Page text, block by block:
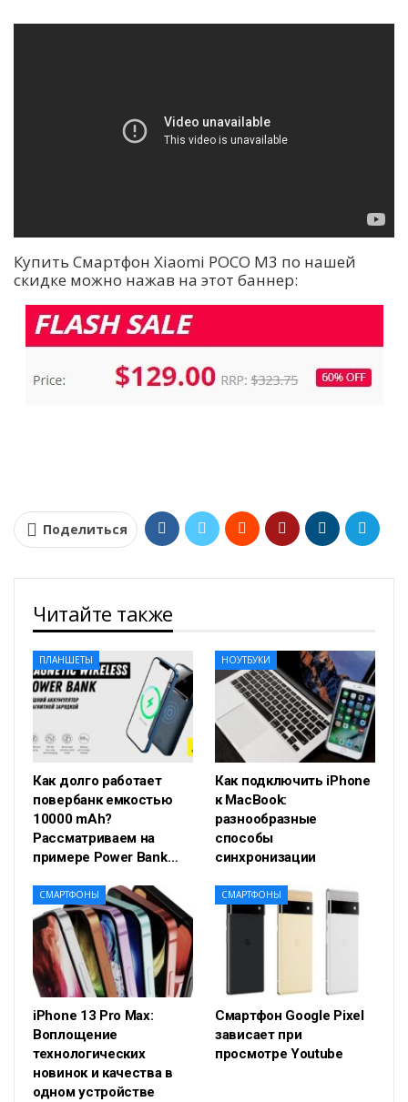
Купить Смартфон Xiaomi POCO M3 по нашей
скидке можно нажав на этот баннер:
Поделиться
Читайте также
ПЛАНШЕТЫ
Как долго работает
повербанк емкостью
10000 mAh?
Рассматриваем на
примере Power Bank…
НОУТБУКИ
Как подключить iPhone
к MacBook:
разнообразные
способы
синхронизации
СМАРТФОНЫ
iPhone 13 Pro Max:
Воплощение
технологических
новинок и качества в
одном устройстве
СМАРТФОНЫ
Смартфон Google Pixel
зависает при
просмотре Youtube